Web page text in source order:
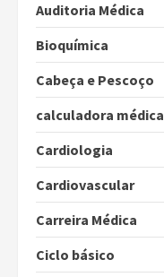
Auditoria Médica
Bioquímica
Cabeça e Pescoço
calculadora médica
Cardiologia
Cardiovascular
Carreira Médica
Ciclo básico